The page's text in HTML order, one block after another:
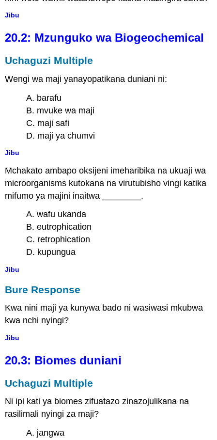
Jibu
20.2: Mzunguko wa Biogeochemical
Uchaguzi Multiple
Wengi wa maji yanayopatikana duniani ni:
A. barafu
B. mvuke wa maji
C. maji safi
D. maji ya chumvi
Jibu
Mchakato ambapo oksijeni imeharibika na ukuaji wa
microorganisms kutokana na virutubisho vingi katika
mifumo ya majini inaitwa ________.
A. wafu ukanda
B. eutrophication
C. retrophication
D. kupungua
Jibu
Bure Response
Kwa nini maji ya kunywa bado ni wasiwasi mkubwa
kwa nchi nyingi?
Jibu
20.3: Biomes duniani
Uchaguzi Multiple
Ni ipi kati ya biomes zifuatazo zinazojulikana na
rasilimali nyingi za maji?
A. jangwa